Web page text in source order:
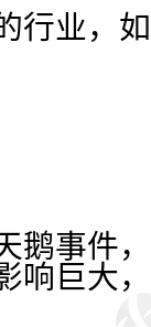
行业，
事件，
响巨大